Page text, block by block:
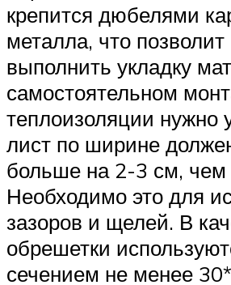
крепится дюбелями
металла, что
выполнить укладку
самостоятельном
теплоизоляции нужно
лист по ширине
больше на 2-3 см, чем
Необходимо это для
зазоров и щелей. В
обрешетки
сечением не менее